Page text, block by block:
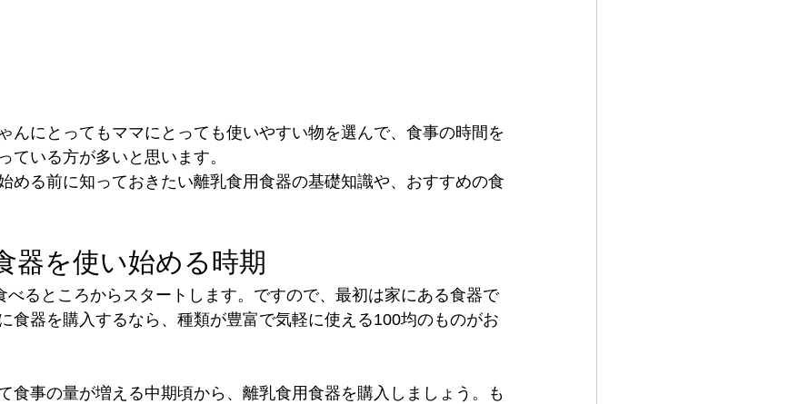
んにとってもママにとっても使いやすい物を選んで、食事の時間を
ている方が多いと思います。
める前に知っておきたい離乳食用食器の基礎知識や、おすすめの食
器を使い始める時期
べるところからスタートします。ですので、最初は家にある食器で
食器を購入するなら、種類が豊富で気軽に使える100均のものがお
食事の量が増える中期頃から、離乳食用食器を購入しましょう。も